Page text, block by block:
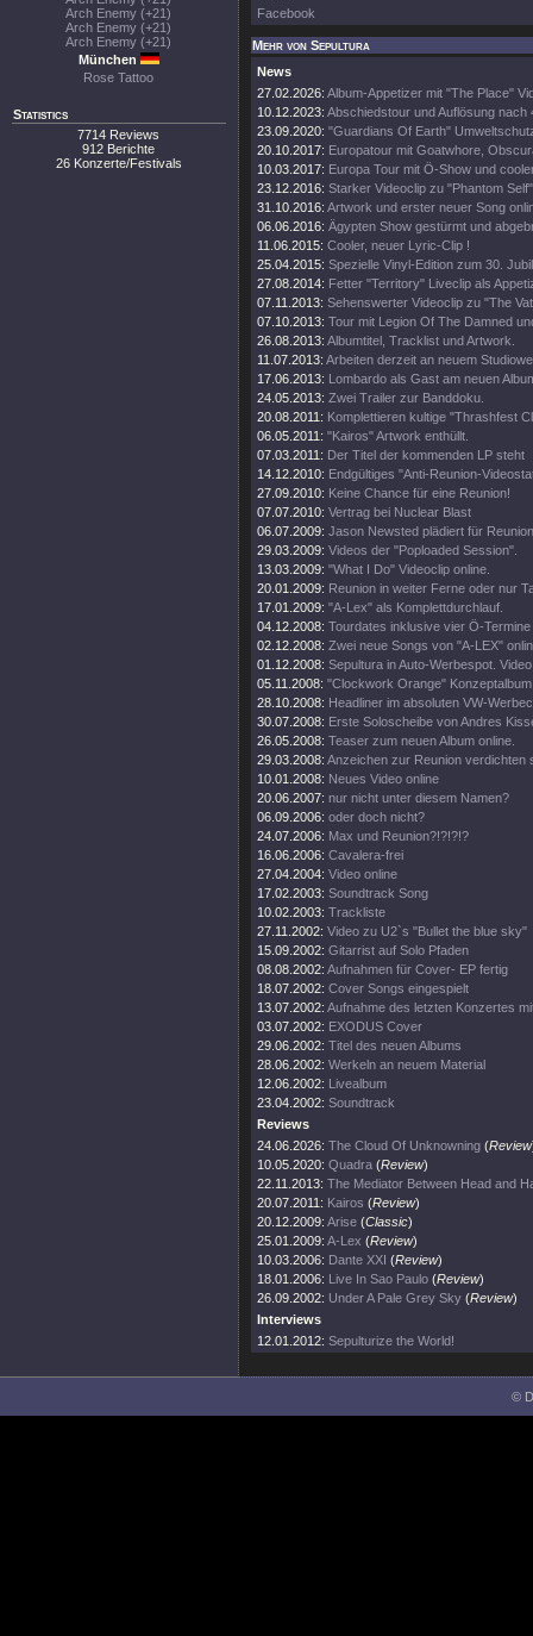
Arch Enemy (+21)
Arch Enemy (+21)
Arch Enemy (+21)
München
Rose Tattoo
Statistics
7714 Reviews
912 Berichte
26 Konzerte/Festivals
Facebook
Mehr von Sepultura
News
27.02.2026: Album-Appetizer mit "The Place"
10.12.2023: Abschiedstour und Auflösung nach
23.09.2020: "Guardians Of Earth"
20.10.2017: Europatour mit Goatwhore,
10.03.2017: Europa Tour mit Ö-Show und
23.12.2016: Starker Videoclip zu "Phantom
31.10.2016: Artwork und erster neuer Song
06.06.2016: Ägypten Show gestürmt und
11.06.2015: Cooler, neuer Lyric-Clip !
25.04.2015: Spezielle Vinyl-Edition zum 30.
27.08.2014: Fetter "Territory" Liveclip als
07.11.2013: Sehenswerter Videoclip zu "The
07.10.2013: Tour mit Legion Of The Damned
26.08.2013: Albumtitel, Tracklist und Artwork.
11.07.2013: Arbeiten derzeit an neuem
17.06.2013: Lombardo als Gast am neuen
24.05.2013: Zwei Trailer zur Banddoku.
20.08.2011: Komplettieren kultige "Thrashfest
06.05.2011: "Kairos" Artwork enthüllt.
07.03.2011: Der Titel der kommenden LP steht
14.12.2010: Endgültiges "Anti-Reunion-
27.09.2010: Keine Chance für eine Reunion!
07.07.2010: Vertrag bei Nuclear Blast
06.07.2009: Jason Newsted plädiert für
29.03.2009: Videos der "Poploaded Session".
13.03.2009: "What I Do" Videoclip online.
20.01.2009: Reunion in weiter Ferne oder nur
17.01.2009: "A-Lex" als Komplettdurchlauf.
04.12.2008: Tourdates inklusive vier Ö-Termine
02.12.2008: Zwei neue Songs von "A-LEX"
01.12.2008: Sepultura in Auto-Werbespot.
05.11.2008: "Clockwork Orange"
28.10.2008: Headliner im absoluten VW-
30.07.2008: Erste Soloscheibe von Andres
26.05.2008: Teaser zum neuen Album online.
29.03.2008: Anzeichen zur Reunion verdichten
10.01.2008: Neues Video online
20.06.2007: nur nicht unter diesem Namen?
06.09.2006: oder doch nicht?
24.07.2006: Max und Reunion?!?!?!?
16.06.2006: Cavalera-frei
27.04.2004: Video online
17.02.2003: Soundtrack Song
10.02.2003: Trackliste
27.11.2002: Video zu U2`s "Bullet the blue sky"
15.09.2002: Gitarrist auf Solo Pfaden
08.08.2002: Aufnahmen für Cover- EP fertig
18.07.2002: Cover Songs eingespielt
13.07.2002: Aufnahme des letzten Konzertes
03.07.2002: EXODUS Cover
29.06.2002: Titel des neuen Albums
28.06.2002: Werkeln an neuem Material
12.06.2002: Livealbum
23.04.2002: Soundtrack
Reviews
24.06.2026: The Cloud Of Unknowning (Review
10.05.2020: Quadra (Review)
22.11.2013: The Mediator Between Head and
20.07.2011: Kairos (Review)
20.12.2009: Arise (Classic)
25.01.2009: A-Lex (Review)
10.03.2006: Dante XXI (Review)
18.01.2006: Live In Sao Paulo (Review)
26.09.2002: Under A Pale Grey Sky (Review)
Interviews
12.01.2012: Sepulturize the World!
©